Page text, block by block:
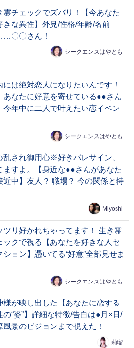
霊チェックでズバリ！【今あなた
きな異性】外見/性格/年齢/名前
〇〇さん！
シークエンスはやとも
には絶対恋人になりたいんです！
あなたに好意を寄せている●●さん
今年中に二人で叶えたい恋イベン
シークエンスはやとも
され御用心※好きバレサイン、
ますよ。【身近な●●さんがあなた
近中】友人？ 職場？ 今の関係と特
Miyoshi
ツリ好かれちゃってます！ 生き霊
ックで視る【あなたを好きな人セ
ション】憑いてる“好意”全部見せま
シークエンスはやとも
様が映し出した【あなたに恋する
の“姿”】詳細な特徴/告白は●月×日/
風景のビジョンまで視えた！
莉瑠